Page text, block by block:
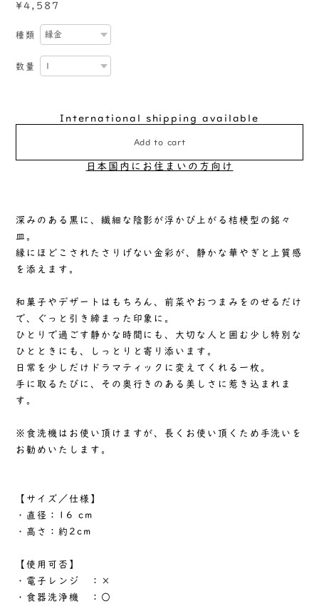
¥4,587
種類
数量
International shipping available
Add to cart
日本国内にお住まいの方向け
深みのある黒に、繊細な陰影が浮かび上がる桔梗型の銘々
皿。
縁にほどこされたさりげない金彩が、静かな華やぎと上質感
を添えます。
和菓子やデザートはもちろん、前菜やおつまみをのせるだけ
で、ぐっと引き締まった印象に。
ひとりで過ごす静かな時間にも、大切な人と囲む少し特別な
ひとときにも、しっとりと寄り添います。
日常を少しだけドラマティックに変えてくれる一枚。
手に取るたびに、その奥行きのある美しさに惹き込まれま
す。
※食洗機はお使い頂けますが、長くお使い頂くため手洗いを
お勧めいたします。
【サイズ／仕様】
・直径：16 cm
・高さ：約2cm
【使用可否】
・電子レンジ ：×
・食器洗浄機 ：○